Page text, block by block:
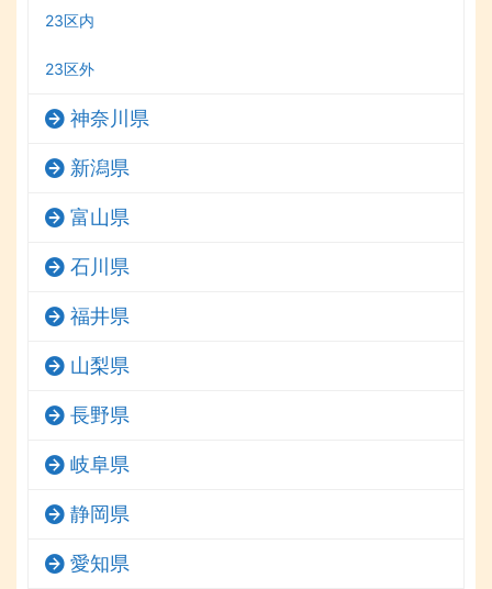
23区内
23区外
神奈川県
新潟県
富山県
石川県
福井県
山梨県
長野県
岐阜県
静岡県
愛知県